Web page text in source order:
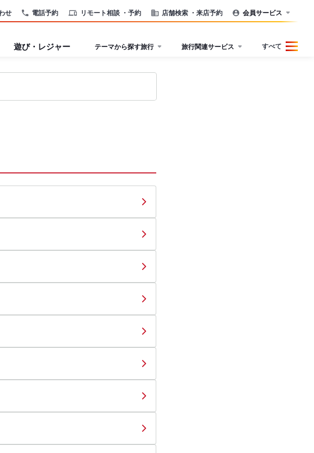
電話予約 リモート相談 ・予約 店舗検索 ・来店予約
せ 会員サービス
遊び・レジャー テーマから探す旅行 旅行関連サービス すべて